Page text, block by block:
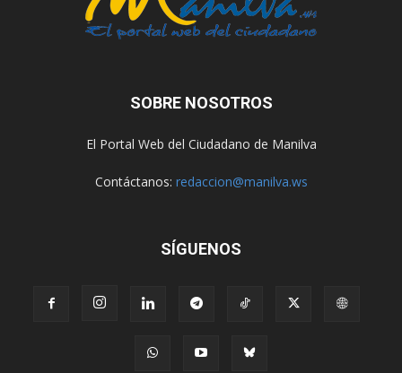
SOBRE NOSOTROS
El Portal Web del Ciudadano de Manilva
Contáctanos: redaccion@manilva.ws
SÍGUENOS